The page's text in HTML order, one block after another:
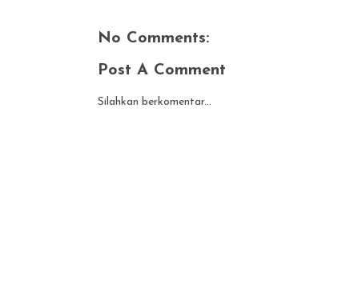
No Comments:
Post A Comment
Silahkan berkomentar...